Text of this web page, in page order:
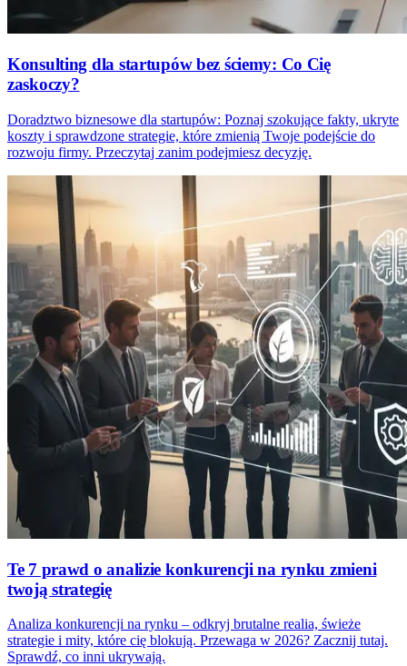
Konsulting dla startupów bez ściemy: Co Cię
zaskoczy?
Doradztwo biznesowe dla startupów: Poznaj szokujące fakty, ukryte
koszty i sprawdzone strategie, które zmienią Twoje podejście do
rozwoju firmy. Przeczytaj zanim podejmiesz decyzję.
Te 7 prawd o analizie konkurencji na rynku zmieni
twoją strategię
Analiza konkurencji na rynku – odkryj brutalne realia, świeże
strategie i mity, które cię blokują. Przewaga w 2026? Zacznij tutaj.
Sprawdź, co inni ukrywają.